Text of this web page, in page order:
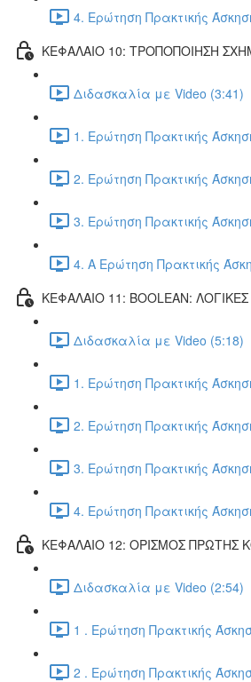
4. Ερώτηση Πρακτικής
ΚΕΦΑΛΑΙΟ 10: ΤΡΟΠΟΠΟΙΗΣΗ
Διδασκαλία με Video (3:41)
1. Ερώτηση Πρακτικής
2. Ερώτηση Πρακτικής
3. Ερώτηση Πρακτικής
4. Α Ερώτηση Πρακτικής
ΚΕΦΑΛΑΙΟ 11: BOOLEAN:
Διδασκαλία με Video (5:18)
1. Ερώτηση Πρακτικής
2. Ερώτηση Πρακτικής
3. Ερώτηση Πρακτικής
4. Ερώτηση Πρακτικής
ΚΕΦΑΛΑΙΟ 12: ΟΡΙΣΜΟΣ
Διδασκαλία με Video (2:54)
1 . Ερώτηση Πρακτικής
2 . Ερώτηση Πρακτικής